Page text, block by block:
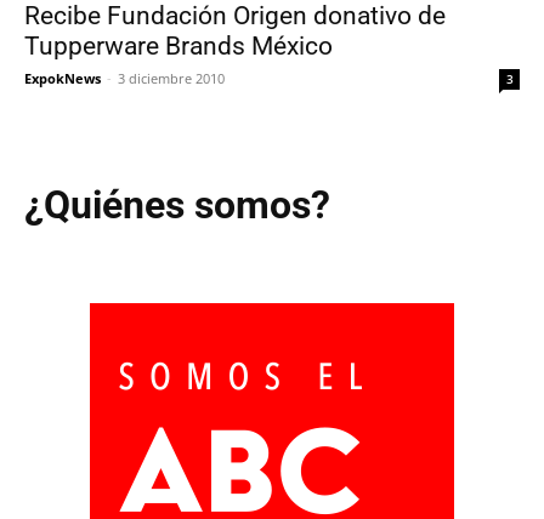
Recibe Fundación Origen donativo de
Tupperware Brands México
ExpokNews - 3 diciembre 2010 3
¿Quiénes somos?